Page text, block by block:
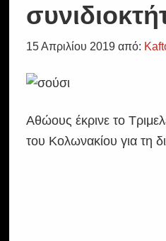
15 Απριλίου 2019 από:
Αθώους έκρινε το
του Κολωνακίου για τη